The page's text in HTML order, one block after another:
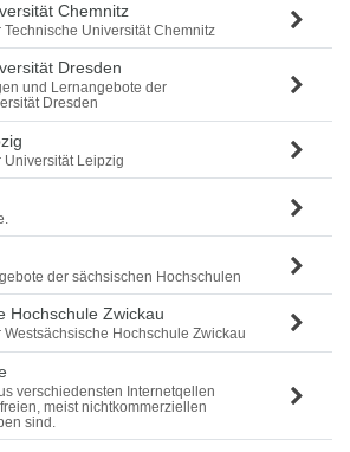
Chemnitz
Technische Universität Chemnitz
Dresden
und Lernangebote der
Dresden
Universität Leipzig
der sächsischen Hochschulen
Hochschule Zwickau
Westsächsische Hochschule Zwickau
verschiedensten Internetqellen
meist nichtkommerziellen
sind.